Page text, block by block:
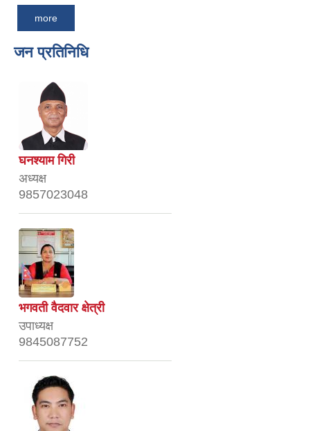
more
जन प्रतिनिधि
घनश्याम गिरी
अध्यक्ष
9857023048
भगवती वैदवार क्षेत्री
उपाध्यक्ष
9845087752